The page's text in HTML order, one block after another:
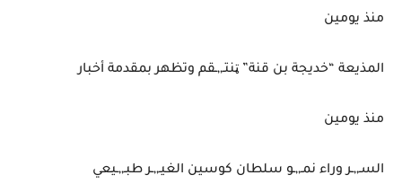
منذ يومين
المذيعة “خديجة بن قنة” ټنتـ,,ـقم وتظهر بمقدمة أخبار
منذ يومين
السـ,,ـر وراء نمـ,,ـو سلطان كوسين الغيـ,,ـر طبـ,,ـيعي